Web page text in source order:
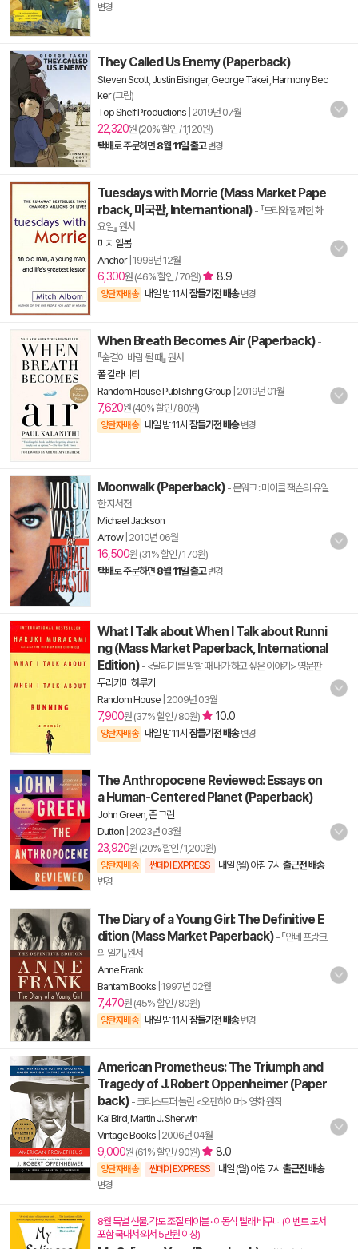
변경
They Called Us Enemy (Paperback)
Steven Scott, Justin Eisinger,George Takei Harmony Bec
ker(그림)
Top Shelf Productions 2019년 07월
22,320원 (20% 할인 / 1,120원)
택배로 주문하면 8월 11일 출고 변경
Tuesdays with Morrie (Mass Market Pape
rback, 미국판, Internantional) - 『모리와 함께한 화
요일』 원서
미치 앨봄
Anchor| 1998년 12월
6,300원 (46% 할인 / 70원) 8.9
양탄자배송 내일 밤 11시 잠들기전 배송 변경
When Breath Becomes Air (Paperback) -
『숨결이 바람 될 때』 원서
폴 칼라니티
Random House Publishing Group 2019년 01월
7,620원 (40% 할인 / 80원)
양탄자배송 내일 밤 11시 잠들기전 배송 변경
Moonwalk (Paperback) - 문워크 : 마이클 잭슨의 유일
한 자서전
Michael Jackson
Arrow| 2010년 06월
16,500원 (31% 할인 / 170원)
택배로 주문하면 8월 11일 출고 변경
What I Talk about When I Talk about Runni
ng (Mass Market Paperback, International
Edition) - <달리기를 말할 때 내가 하고 싶은 이야기> 영문판
무라카미 하루키
Random House 2009년 03월
7,900원 (37% 할인 / 80원) 10.0
양탄자배송 내일 밤 11시 잠들기전 배송 변경
The Anthropocene Reviewed: Essays on
a Human-Centered Planet (Paperback)
John Green 존 그린
Dutton 2023년 03월
23,920원 (20% 할인 / 1,200원)
양탄자배송 썬데이 EXPRESS 내일 (월) 아침 7시 출근전 배송
변경
The Diary of a Young Girl: The Definitive E
dition (Mass Market Paperback) - 『안네 프랑크
의 일기』원서
Anne Frank
Bantam Books 1997년 02월
7,470원 (45% 할인 / 80원)
양탄자배송 내일 밤 11시 잠들기전 배송 변경
American Prometheus: The Triumph and
Tragedy of J. Robert Oppenheimer (Paper
back) - 크리스토퍼 놀란 <오펜하이머> 영화 원작
Kai Bird Martin J. Sherwin
Vintage Books 2006년 04월
9,000원 (61% 할인 / 90원) 8.0
양탄자배송 썬데이 EXPRESS 내일 (월) 아침 7시 출근전 배송
변경
8월 특별 선물. 각도 조절 테이블 · 이동식 빨래 바구니 (이벤트 도서
포함 국내서·외서 5만원 이상)